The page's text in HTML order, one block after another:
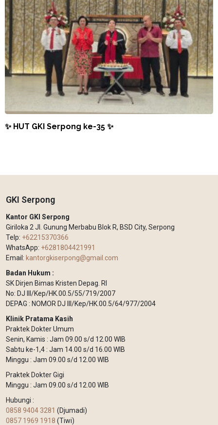
✨ HUT GKI Serpong ke-35 ✨
GKI Serpong
Kantor GKI Serpong
Giriloka 2 Jl. Gunung Merbabu Blok R, BSD City, Serpong
Telp: +62215370366
WhatsApp: +6281804421991
Email: kantorgkiserpong@gmail.com
Badan Hukum :
SK Dirjen Bimas Kristen Depag. RI
No: DJ III/Kep/HK.00.5/55/719/2007
DEPAG : NOMOR DJ III/Kep/HK.00.5/64/977/2004
Klinik Pratama Kasih
Praktek Dokter Umum
Senin, Kamis : Jam 09.00 s/d 12.00 WIB
Sabtu ke-1,4 : Jam 14.00 s/d 16.00 WIB
Minggu : Jam 09.00 s/d 12.00 WIB
Praktek Dokter Gigi
Minggu : Jam 09.00 s/d 12.00 WIB
Hubungi :
0858 9404 3281 (Djumadi)
0857 1969 1918 (Tiwi)